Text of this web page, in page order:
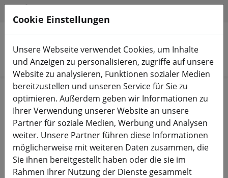
Produkte suchen
Start Akkus LiPo Akku
Gens ace 5000mAh 14.8V 50C 4S1P
HardCase 14
Cookie Einstellungen
Unsere Webseite verwendet Cookies, um Inhalte
und Anzeigen zu personalisieren, zugriffe auf unsere
Website zu analysieren, Funktionen sozialer Medien
bereitzustellen und unseren Service für Sie zu
optimieren. Außerdem geben wir Informationen zu
Ihrer Verwendung unserer Website an unsere
Partner für soziale Medien, Werbung und Analysen
weiter. Unsere Partner führen diese Informationen
möglicherweise mit weiteren Daten zusammen, die
Sie ihnen bereitgestellt haben oder die sie im
Rahmen Ihrer Nutzung der Dienste gesammelt